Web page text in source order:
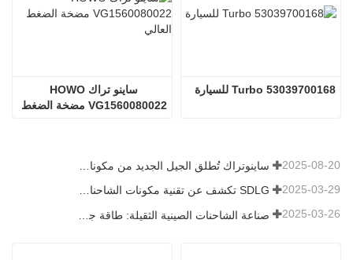
53039700168 Turbo للسيارة
2025-08-20
SDLG تكشف عن تقنية مكونات الشاحنات من الجيل التالي لتعزيز الكفاءة اللوجستية العالمية 2025-03-29
2025-03-26